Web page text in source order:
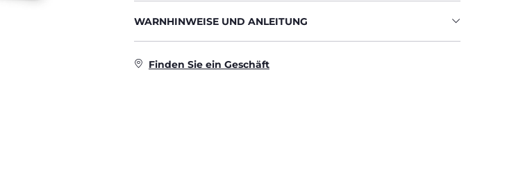
WARNHINWEISE UND ANLEITUNG
Finden Sie ein Geschäft